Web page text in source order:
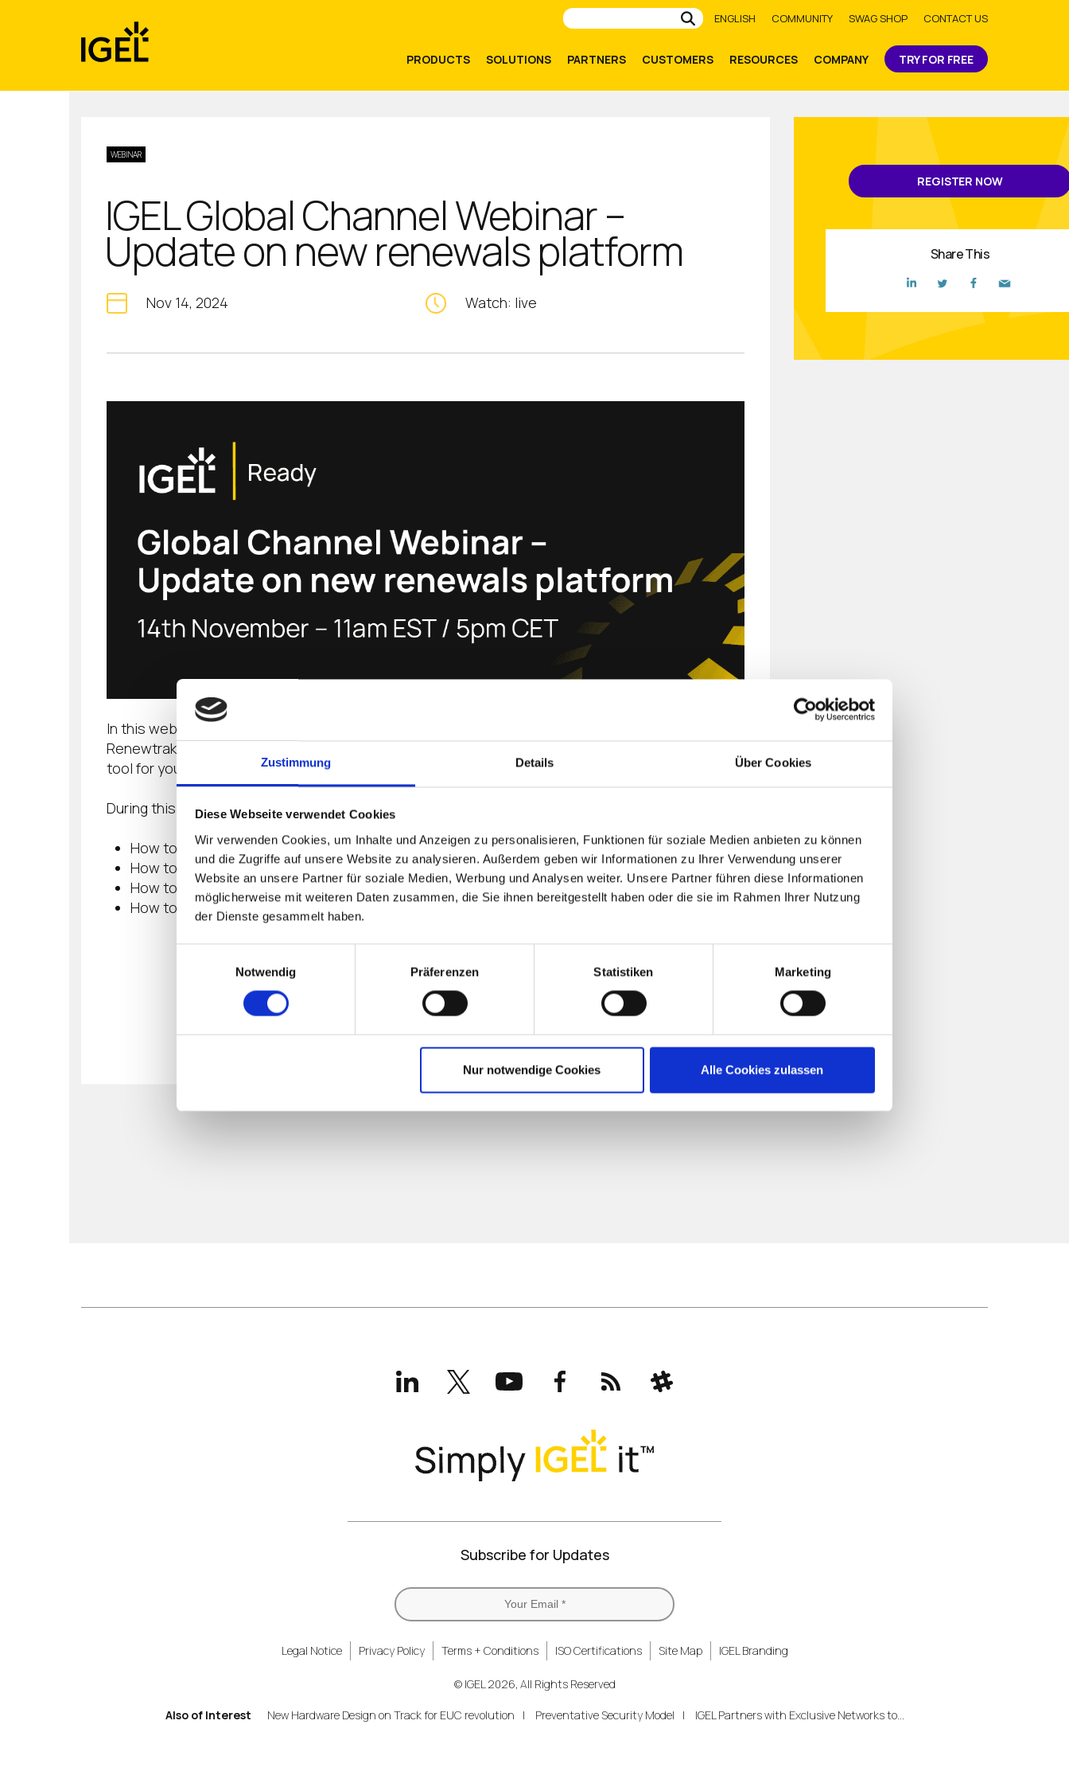
Zustimmung Details Über Cookies
Diese Webseite verwendet Cookies
Wir verwenden Cookies, um Inhalte und Anzeigen zu personalisieren, Funktionen für soziale Medien anbieten zu können
und die Zugriffe auf unsere Website zu analysieren. Außerdem geben wir Informationen zu Ihrer Verwendung unserer
Website an unsere Partner für soziale Medien, Werbung und Analysen weiter. Unsere Partner führen diese Informationen
möglicherweise mit weiteren Daten zusammen, die Sie ihnen bereitgestellt haben oder die sie im Rahmen Ihrer Nutzung
der Dienste gesammelt haben.
Notwendig
Präferenzen Statistiken Marketing
Nur notwendige Cookies Alle Cookies zulassen
Submit
ENGLISH COMMUNITY SWAG SHOP CONTACT US
PRODUCTS SOLUTIONS PARTNERS CUSTOMERS RESOURCES COMPANY TRY FOR FREE
WEBINAR
IGEL Global Channel Webinar –
Update on new renewals platform
Nov 14, 2024 Watch: live
In this webinar, you will receive the latest information on IGEL’s new renewals platform,
Renewtrak. IGEL is excited to share with you information and guidance on how to best utilize this
tool for your IGEL customers product renewals.
During this hour you will learn more about:
How to access Renewtrak
How to gain insights into your upcoming IGEL renewals
How to utilize auto notifications for your customers renewals
How to best streamline your renewal process
< BACK TO ALL WEBINARS
REGISTER NOW
Share This
LinkedInX
(formerly
Twitter)
YouTubeFacebookRSS Slack
Subscribe for Updates
Legal Notice Privacy Policy Terms + Conditions ISO Certifications Site Map IGEL Branding
© IGEL 2026, All Rights Reserved
Also of Interest New Hardware Design on Track for EUC revolution Preventative Security Model IGEL Partners with Exclusive Networks to...